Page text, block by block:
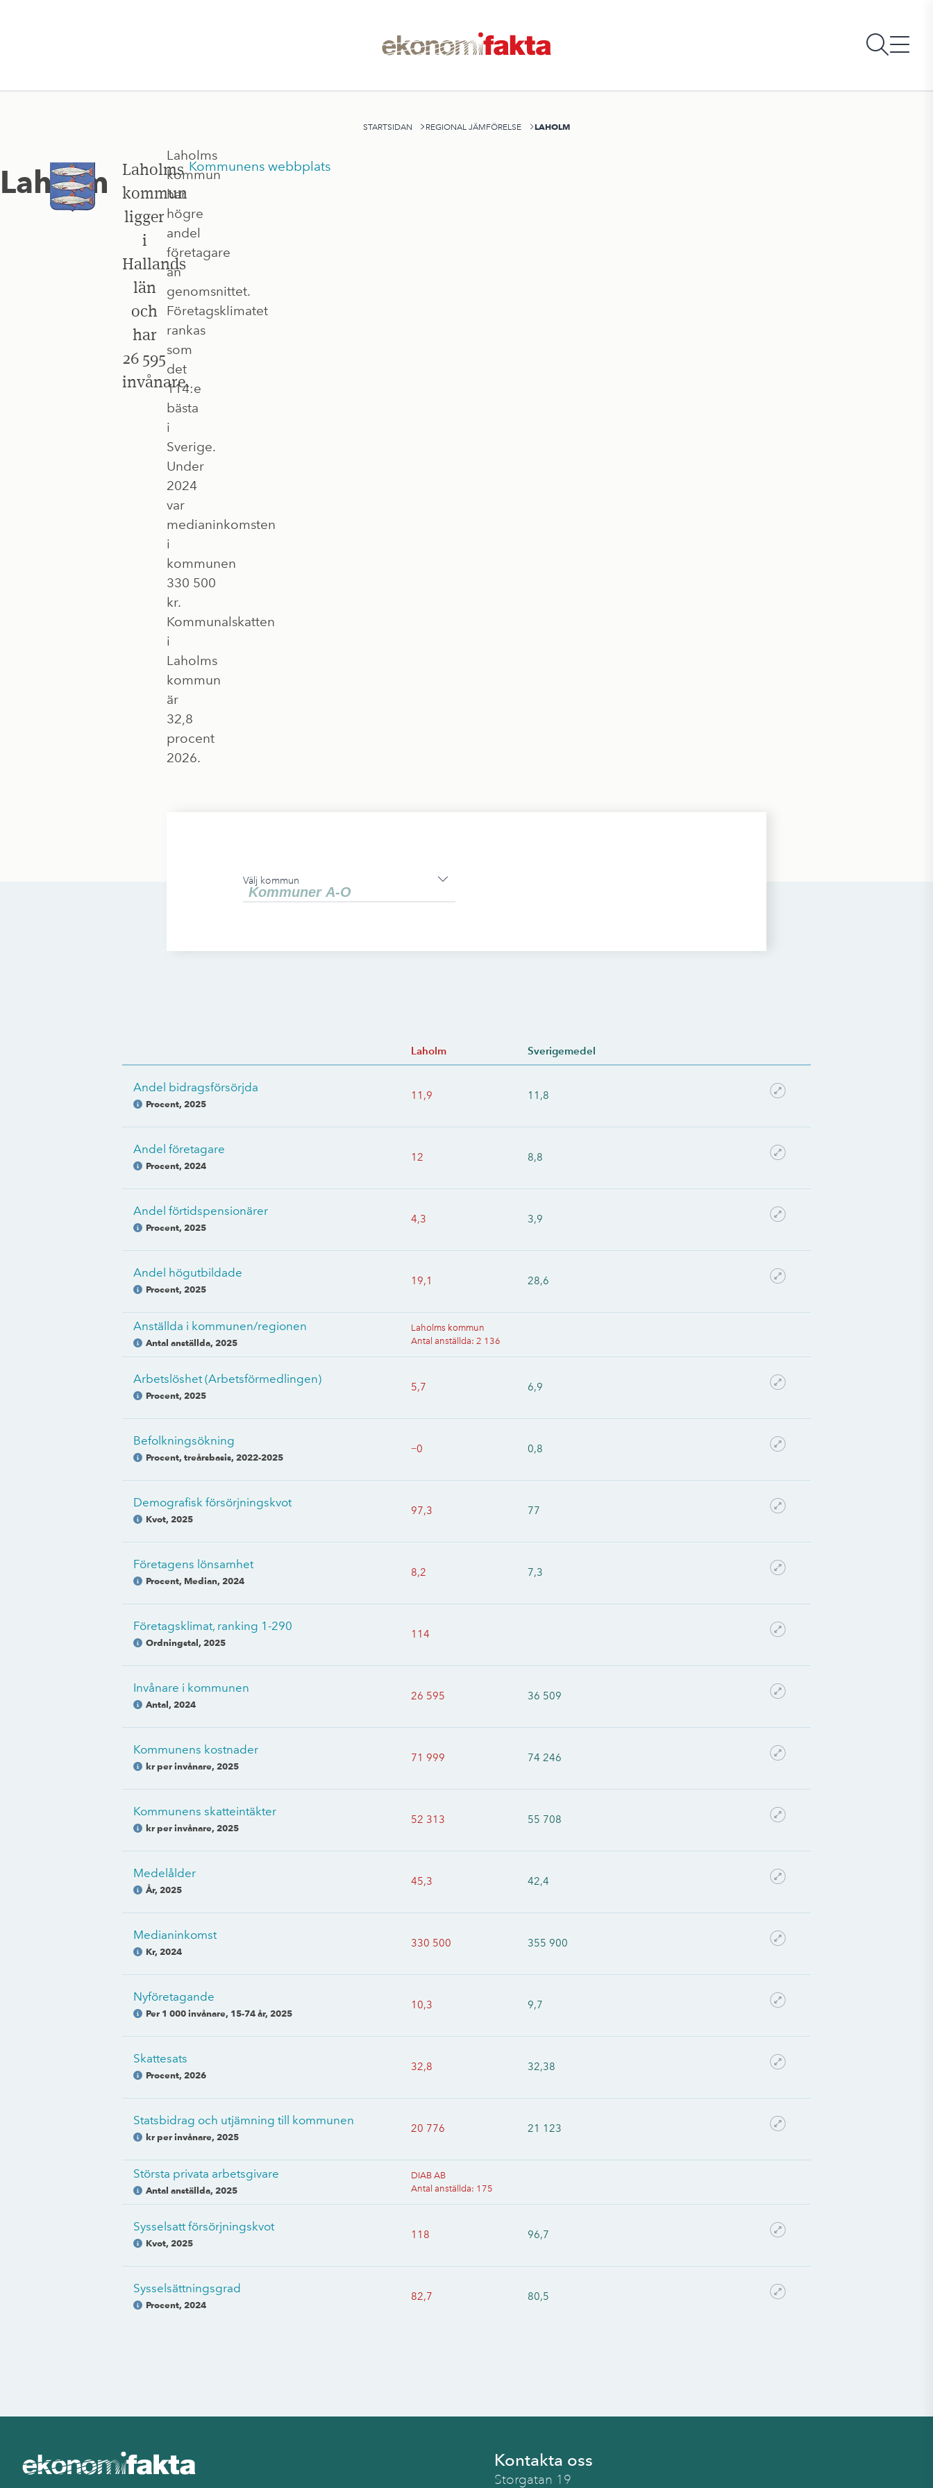
STARTSIDAN REGIONAL JÄMFÖRELSE LAHOLM
Laholm
Laholms
kommun
ligger
i
Hallands
län
och
har
26 595
invånare.
Laholms
kommun
har
högre
andel
företagare
än
genomsnittet.
Företagsklimatet
rankas
som
det
114:e
bästa
i
Sverige.
Under
2024
var
medianinkomsten
i
kommunen
330 500
kr.
Kommunalskatten
i
Laholms
kommun
är
32,8
procent
2026.
Kommunens webbplats
Välj kommun
Laholm Sverigemedel
Andel bidragsförsörjda
Procent, 2025
11,9 11,8
Andel företagare
Procent, 2024
12 8,8
Andel förtidspensionärer
Procent, 2025
4,3 3,9
Andel högutbildade
Procent, 2025
19,1 28,6
Anställda i kommunen/regionen
Antal anställda, 2025
Laholms kommun
Antal anställda: 2 136
Arbetslöshet (Arbetsförmedlingen)
Procent, 2025
5,7 6,9
Befolkningsökning
Procent, treårsbasis, 2022-2025
−0 0,8
Demografisk försörjningskvot
Kvot, 2025
97,3 77
Företagens lönsamhet
Procent, Median, 2024
8,2 7,3
Företagsklimat, ranking 1-290
Ordningstal, 2025
114
Invånare i kommunen
Antal, 2024
26 595 36 509
Kommunens kostnader
kr per invånare, 2025
71 999 74 246
Kommunens skatteintäkter
kr per invånare, 2025
52 313 55 708
Medelålder
År, 2025
45,3 42,4
Medianinkomst
Kr, 2024
330 500 355 900
Nyföretagande
Per 1 000 invånare, 15-74 år, 2025
10,3 9,7
Skattesats
Procent, 2026
32,8 32,38
Statsbidrag och utjämning till kommunen
kr per invånare, 2025
20 776 21 123
Största privata arbetsgivare
Antal anställda, 2025
DIAB AB
Antal anställda: 175
Sysselsatt försörjningskvot
Kvot, 2025
118 96,7
Sysselsättningsgrad
Procent, 2024
82,7 80,5
Kontakta oss
Storgatan 19